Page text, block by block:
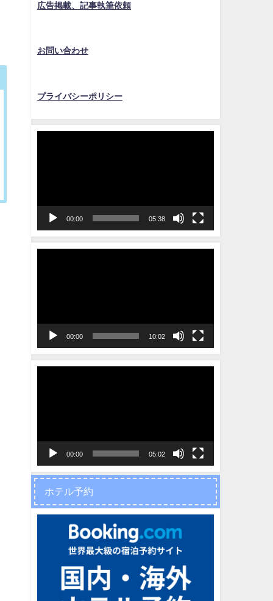
広告掲載、記事執筆依頼
お問い合わせ
プライバシーポリシー
ー
00:00 05:38
ー
00:00 10:02
ー
00:00 05:02
ホテル予約